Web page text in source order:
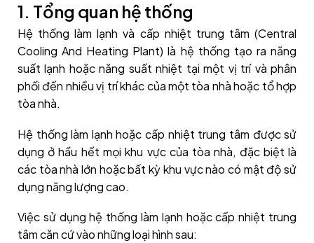
1. Tổng quan hệ thống
Hệ thống làm lạnh và cấp nhiệt trung tâm (Central
Cooling And Heating Plant) là hệ thống tạo ra năng
suất lạnh hoặc năng suất nhiệt tại một vị trí và phân
phối đến nhiều vị trí khác của một tòa nhà hoặc tổ hợp
tòa nhà.
Hệ thống làm lạnh hoặc cấp nhiệt trung tâm được sử
dụng ở hầu hết mọi khu vực của tòa nhà, đặc biệt là
các tòa nhà lớn hoặc bất kỳ khu vực nào có mật độ sử
dụng năng lượng cao.
Việc sử dụng hệ thống làm lạnh hoặc cấp nhiệt trung
tâm căn cứ vào những loại hình sau: